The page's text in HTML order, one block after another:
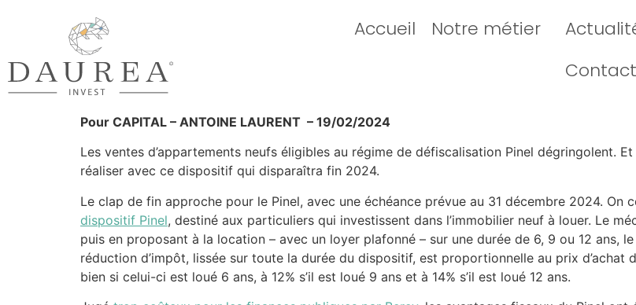
Accueil Notre métier
Contact
Pour CAPITAL – ANTOINE LAURENT – 19/02/2024
Les ventes d’appartements neufs éligibles au régime de défiscalisation Pinel dégringolent.
réaliser avec ce dispositif qui disparaîtra fin 2024.
Le clap de fin approche pour le Pinel, avec une échéance prévue au 31 décembre 2024. On
dispositif Pinel, destiné aux particuliers qui investissent dans l’immobilier neuf à louer. Le
puis en proposant à la location – avec un loyer plafonné – sur une durée de 6, 9 ou 12 ans,
réduction d’impôt, lissée sur toute la durée du dispositif, est proportionnelle au prix
bien si celui-ci est loué 6 ans, à 12% s’il est loué 9 ans et à 14% s’il est loué 12 ans.